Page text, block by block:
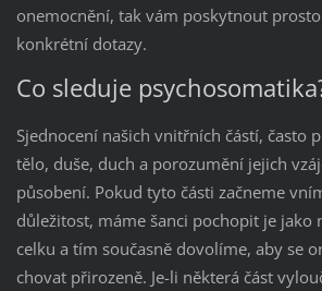
onemocnění, tak vám poskytnout
konkrétní dotazy.
Co sleduje
Sjednocení našich vnitřních částí, často
tělo, duše, duch a porozumění jejich
působení. Pokud tyto části začneme
důležitost, máme šanci pochopit je jako
celku a tím současně dovolíme, aby se
chovat přirozeně. Je-li některá část